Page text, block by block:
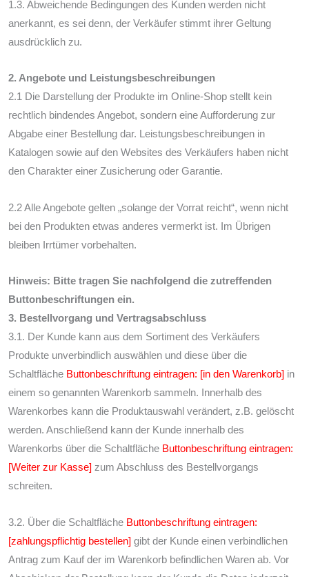
1.3. Abweichende Bedingungen des Kunden werden nicht
anerkannt, es sei denn, der Verkäufer stimmt ihrer Geltung
ausdrücklich zu.
2. Angebote und Leistungsbeschreibungen
2.1 Die Darstellung der Produkte im Online-Shop stellt kein
rechtlich bindendes Angebot, sondern eine Aufforderung zur
Abgabe einer Bestellung dar. Leistungsbeschreibungen in
Katalogen sowie auf den Websites des Verkäufers haben nicht
den Charakter einer Zusicherung oder Garantie.
2.2 Alle Angebote gelten „solange der Vorrat reicht“, wenn nicht
bei den Produkten etwas anderes vermerkt ist. Im Übrigen
bleiben Irrtümer vorbehalten.
Hinweis: Bitte tragen Sie nachfolgend die zutreffenden
Buttonbeschriftungen ein.
3. Bestellvorgang und Vertragsabschluss
3.1. Der Kunde kann aus dem Sortiment des Verkäufers
Produkte unverbindlich auswählen und diese über die
Schaltfläche Buttonbeschriftung eintragen: [in den Warenkorb] in
einem so genannten Warenkorb sammeln. Innerhalb des
Warenkorbes kann die Produktauswahl verändert, z.B. gelöscht
werden. Anschließend kann der Kunde innerhalb des
Warenkorbs über die Schaltfläche Buttonbeschriftung eintragen:
[Weiter zur Kasse] zum Abschluss des Bestellvorgangs
schreiten.
3.2. Über die Schaltfläche Buttonbeschriftung eintragen:
[zahlungspflichtig bestellen] gibt der Kunde einen verbindlichen
Antrag zum Kauf der im Warenkorb befindlichen Waren ab. Vor